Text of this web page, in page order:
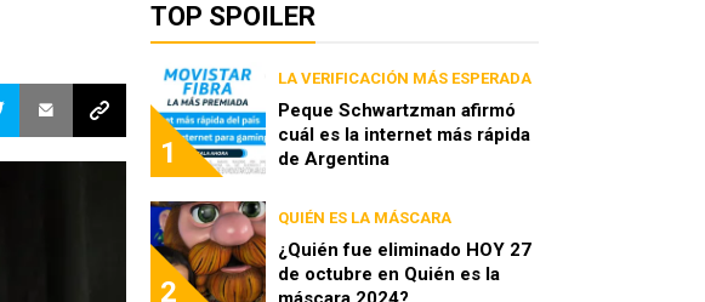
TOP SPOILER
1
LA VERIFICACIÓN MÁS ESPERADA
Peque Schwartzman afirmó
cuál es la internet más rápida
de Argentina
2
QUIÉN ES LA MÁSCARA
¿Quién fue eliminado HOY 27
de octubre en Quién es la